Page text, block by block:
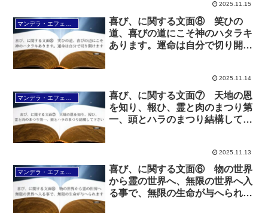
2025.11.15
マンデラ・エフェクト文面（2025年6月24日～
喜び、に関する文面⑧ 笑ひの
道、喜びの道にこそ神のハタラキ
あります。運命は自分で切り開け
2025.11.14
喜び、に関する文面⑦ 天地の恩
を知り、報ひ、霊と肉のまつり第
一、頭とハラのまつり結構して下
2025.11.13
喜び、に関する文面⑥ 物の世界
から霊の世界へ、無限の世界へ入
る事で、無限の生命が与へられま